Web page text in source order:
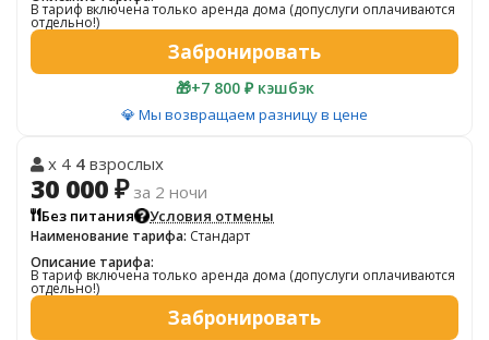
В тариф включена только аренда дома (допуслуги оплачиваются
отдельно!)
Забронировать
🎁+7 800 ₽ кэшбэк
💎 Мы возвращаем разницу в цене
x 4 4 взрослых
30 000 ₽за 2 ночи
Без питания Условия отмены
Наименование тарифа: Стандарт
Описание тарифа:
В тариф включена только аренда дома (допуслуги оплачиваются
отдельно!)
Забронировать